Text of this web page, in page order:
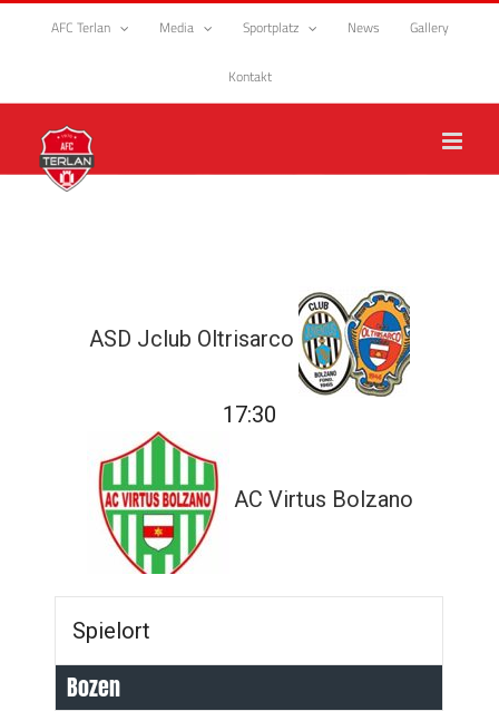
Zum
AFC Terlan Media Sportplatz News Gallery
Kontakt
ASD Jclub Oltrisarco
17:30
AC Virtus Bolzano
Spielort
Bozen